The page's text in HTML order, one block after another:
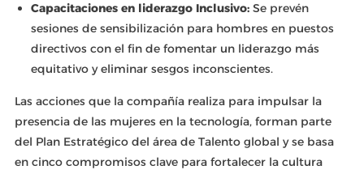
Capacitaciones en liderazgo Inclusivo:Se prevén
sesiones de sensibilización para hombres en puestos
directivos con el fin de fomentar un liderazgo más
equitativo y eliminar sesgos inconscientes.
Las acciones que la compañía realiza para impulsar la
presencia de las mujeres en la tecnología, forman parte
del Plan Estratégico del área de Talento global y se basa
en cinco compromisos clave para fortalecer la cultura